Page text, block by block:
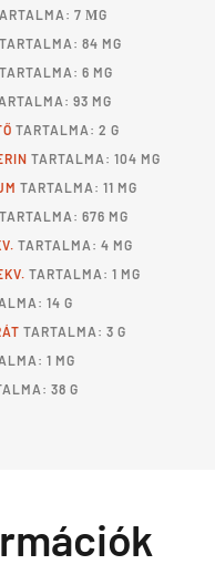
7 ΜG
TARTALMA: 84 MG
TARTALMA: 6 MG
93 MG
TARTALMA: 2 G
TARTALMA: 104 MG
TARTALMA: 11 MG
TARTALMA: 676 MG
TARTALMA: 4 MG
TARTALMA: 1 MG
14 G
TARTALMA: 3 G
1 MG
38 G